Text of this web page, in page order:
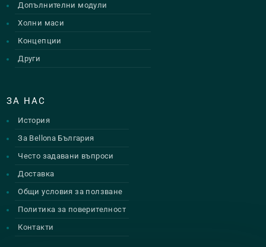
Допълнителни модули
Холни маси
Концепции
Други
ЗА НАС
История
За Bellona България
Често задавани въпроси
Доставка
Общи условия за ползване
Политика за поверителност
Контакти